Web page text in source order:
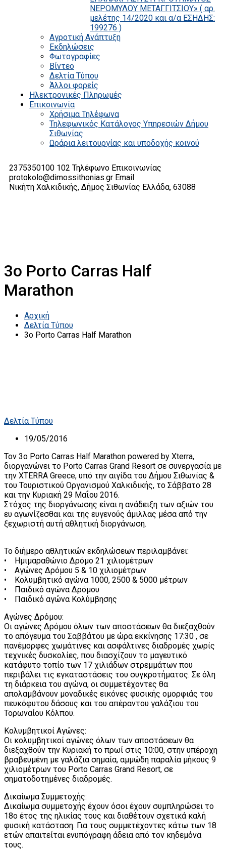
ΝΕΡΟΜΥΛΟΥ ΜΕΤΑΓΓΙΤΣΙΟΥ» ( αρ.
μελέτης 14/2020 και α/α ΕΣΗΔΗΣ:
199276 )
Αγροτική Ανάπτυξη
Εκδηλώσεις
Φωτογραφίες
Βίντεο
Δελτία Τύπου
Άλλοι φορείς
Ηλεκτρονικές Πληρωμές
Επικοινωνία
Χρήσιμα Τηλέφωνα
Τηλεφωνικός Κατάλογος Υπηρεσιών Δήμου
Σιθωνίας
Ωράρια λειτουργίας και υποδοχής κοινού
2375350100 102 Τηλέφωνο Επικοινωνίας
protokolo@dimossithonias.gr Email
Νικήτη Χαλκιδικής, Δήμος Σιθωνίας Ελλάδα, 63088
3ο Porto Carras Half
Marathon
Αρχική
Δελτία Τύπου
3ο Porto Carras Half Marathon
Δελτία Τύπου
19/05/2016
Τον 3ο Porto Carras Half Marathon powered by Xterra,
διοργανώνει το Porto Carras Grand Resort σε συνεργασία με
την XTERRA Greece, υπό την αιγίδα του Δήμου Σιθωνίας &
του Τουριστικού Οργανισμού Χαλκιδικής, το Σάββατο 28
και την Κυριακή 29 Μαΐου 2016.
Στόχος της διοργάνωσης είναι η ανάδειξη των αξιών του
ευ αγωνίζεσθαι και της ευγενούς άμιλλας μέσα από την
ξεχωριστή αυτή αθλητική διοργάνωση.
Το διήμερο αθλητικών εκδηλώσεων περιλαμβάνει:
• Ημιμαραθώνιο Δρόμο 21 χιλιομέτρων
• Αγώνες Δρόμου 5 & 10 χιλιομέτρων
• Κολυμβητικό αγώνα 1000, 2500 & 5000 μέτρων
• Παιδικό αγώνα Δρόμου
• Παιδικό αγώνα Κολύμβησης
Αγώνες Δρόμου:
Οι αγώνες Δρόμου όλων των αποστάσεων θα διεξαχθούν
το απόγευμα του Σαββάτου με ώρα εκκίνησης 17:30 , σε
πανέμορφες χωμάτινες και ασφάλτινες διαδρομές χωρίς
τεχνικές δυσκολίες, που διασχίζουν το μαγευτικό
κατάφυτο τοπίο των 17 χιλιάδων στρεμμάτων που
περιβάλει τις εγκαταστάσεις του συγκροτήματος. Σε όλη
τη διάρκεια του αγώνα, οι συμμετέχοντες θα
απολαμβάνουν μοναδικές εικόνες φυσικής ομορφιάς του
πευκόφυτου δάσους και του απέραντου γαλάζιου του
Τορωναίου Κόλπου.
Κολυμβητικοί Αγώνες:
Οι κολυμβητικοί αγώνες όλων των αποστάσεων θα
διεξαχθούν την Κυριακή το πρωί στις 10:00, στην υπέροχη
βραβευμένη με γαλάζια σημαία, αμμώδη παραλία μήκους 9
χιλιομέτρων του Porto Carras Grand Resort, σε
σηματοδοτημένες διαδρομές.
Δικαίωμα Συμμετοχής:
Δικαίωμα συμμετοχής έχουν όσοι έχουν συμπληρώσει το
18ο έτος της ηλικίας τους και διαθέτουν σχετικά καλή
φυσική κατάσταση. Για τους συμμετέχοντες κάτω των 18
ετών απαιτείται ενυπόγραφη άδεια από τον κηδεμόνα
τους.